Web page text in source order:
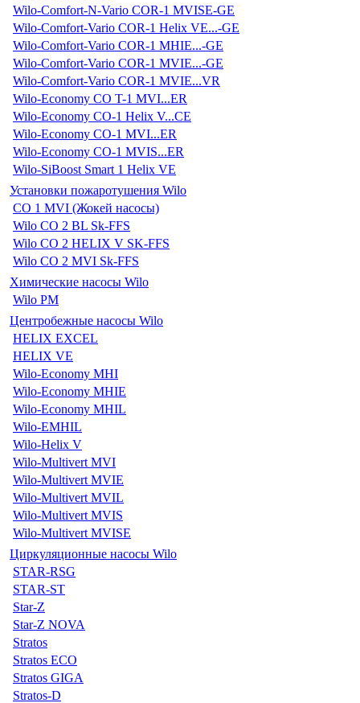
Wilo-Comfort-N-Vario COR-1 MVISE-GE
Wilo-Comfort-Vario COR-1 Helix VE...-GE
Wilo-Comfort-Vario COR-1 MHIE...-GE
Wilo-Comfort-Vario COR-1 MVIE...-GE
Wilo-Comfort-Vario COR-1 MVIE...VR
Wilo-Economy CO T-1 MVI...ER
Wilo-Economy CO-1 Helix V...CE
Wilo-Economy CO-1 MVI...ER
Wilo-Economy CO-1 MVIS...ER
Wilo-SiBoost Smart 1 Helix VE
Установки пожаротушения Wilo
CO 1 MVI (Жокей насосы)
Wilo CO 2 BL Sk-FFS
Wilo CO 2 HELIX V SK-FFS
Wilo CO 2 MVI Sk-FFS
Химические насосы Wilo
Wilo PM
Центробежные насосы Wilo
HELIX EXCEL
HELIX VE
Wilo-Economy MHI
Wilo-Economy MHIE
Wilo-Economy MHIL
Wilo-EMHIL
Wilo-Helix V
Wilo-Multivert MVI
Wilo-Multivert MVIE
Wilo-Multivert MVIL
Wilo-Multivert MVIS
Wilo-Multivert MVISE
Циркуляционные насосы Wilo
STAR-RSG
STAR-ST
Star-Z
Star-Z NOVA
Stratos
Stratos ECO
Stratos GIGA
Stratos-D